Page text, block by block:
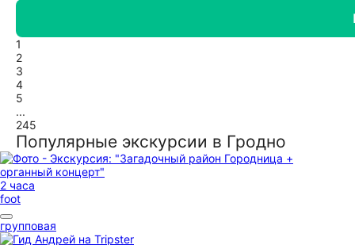
1
2
3
4
5
...
245
Популярные экскурсии в Гродно
2 часа
foot
групповая